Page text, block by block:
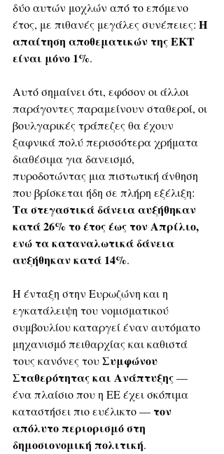
δύο αυτών μοχλών από το επόμενο
έτος, με πιθανές μεγάλες συνέπειες: Η
απαίτηση αποθεματικών της ΕΚΤ
είναι μόνο 1%.
Αυτό σημαίνει ότι, εφόσον οι άλλοι
παράγοντες παραμείνουν σταθεροί, οι
βουλγαρικές τράπεζες θα έχουν
ξαφνικά πολύ περισσότερα χρήματα
διαθέσιμα για δανεισμό,
πυροδοτώντας μια πιστωτική άνθηση
που βρίσκεται ήδη σε πλήρη εξέλιξη:
Τα στεγαστικά δάνεια αυξήθηκαν
κατά 26% το έτος έως τον Απρίλιο,
ενώ τα καταναλωτικά δάνεια
αυξήθηκαν κατά 14%.
Η ένταξη στην Ευρωζώνη και η
εγκατάλειψη του νομισματικού
συμβουλίου καταργεί έναν αυτόματο
μηχανισμό πειθαρχίας και καθιστά
τους κανόνες του Συμφώνου
Σταθερότητας και Ανάπτυξης —
ένα πλαίσιο που η ΕΕ έχει σκόπιμα
καταστήσει πιο ευέλικτο — τον
απόλυτο περιορισμό στη
δημοσιονομική πολιτική.